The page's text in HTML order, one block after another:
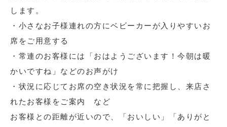
します。
・小さなお子様連れの方にベビーカーが入りやすいお
席をご用意する
・常連のお客様には「おはようございます！今朝は暖
かいですね」などのお声がけ
・状況に応じてお席の空き状況を常に把握し、来店さ
れたお客様をご案内 など
お客様との距離が近いので、「おいしい」「ありがと